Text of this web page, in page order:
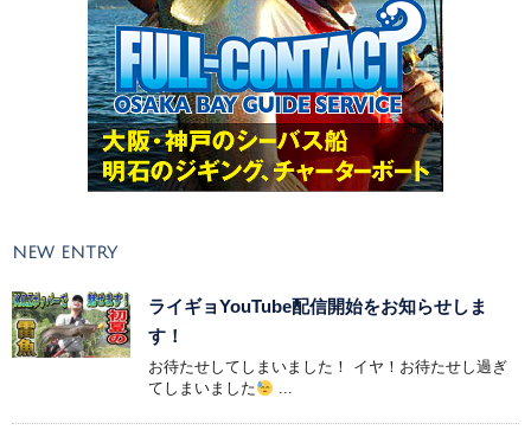
NEW ENTRY
ライギョYouTube配信開始をお知らせしま
す！
お待たせしてしまいました！ イヤ！お待たせし過ぎ
てしまいました
...